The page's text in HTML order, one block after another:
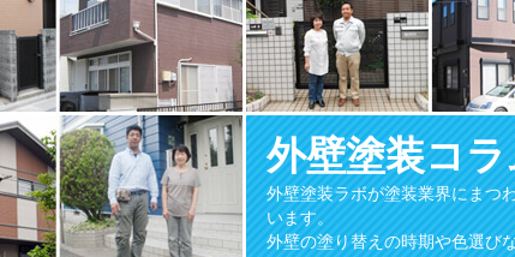
外壁塗装コ
外壁塗装ラボが塗装業界にまつ
います。
外壁の塗り替えの時期や色選び